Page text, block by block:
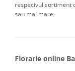
respecivul sortiment
sau mai mare.
Florarie online